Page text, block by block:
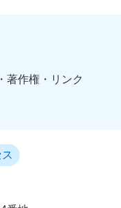
著作権・リンク